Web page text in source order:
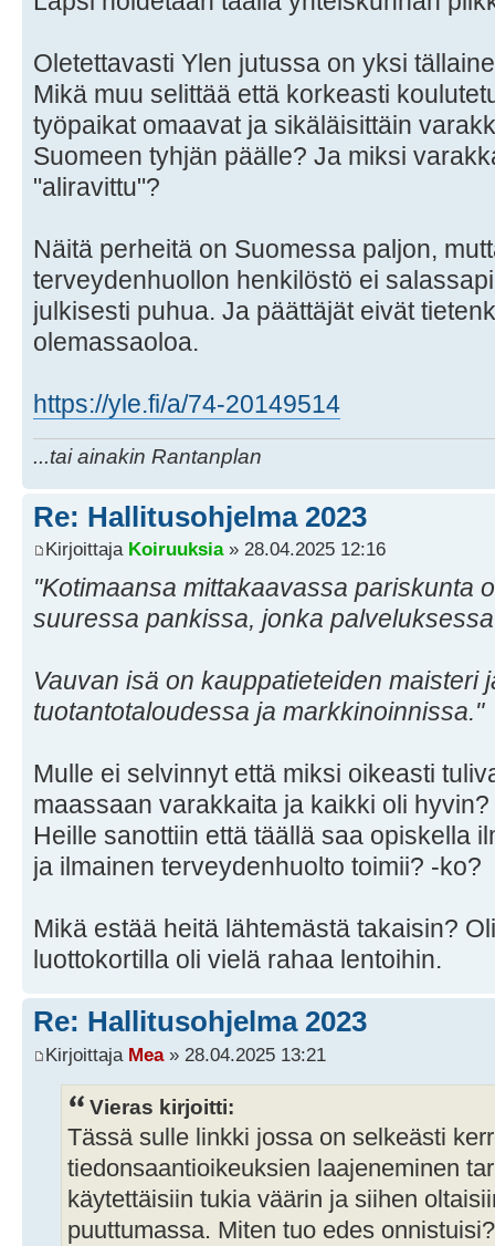
Oletettavasti Ylen jutussa on yksi
Mikä muu selittää että korkeasti
työpaikat omaavat ja sikäläisittäin
Suomeen tyhjän päälle? Ja miksi
"aliravittu"?
Näitä perheitä on Suomessa paljon,
terveydenhuollon henkilöstö ei
julkisesti puhua. Ja päättäjät eivät
olemassaoloa.
https://yle.fi/a/74-20149514
...tai ainakin Rantanplan
Re: Hallitusohjelma 2023
Kirjoittaja Koiruuksia» 28.04.2025 12:16
"Kotimaansa mittakaavassa pariskunta
suuressa pankissa, jonka
Vauvan isä on kauppatieteiden maisteri
tuotantotaloudessa ja markkinoinnissa."
Mulle ei selvinnyt että miksi oikeasti
maassaan varakkaita ja kaikki oli hyvin?
Heille sanottiin että täällä saa opiskella
ja ilmainen terveydenhuolto toimii? -ko?
Mikä estää heitä lähtemästä takaisin?
luottokortilla oli vielä rahaa lentoihin.
Re: Hallitusohjelma 2023
Kirjoittaja Mea» 28.04.2025 13:21
Vieras kirjoitti:
Tässä sulle linkki jossa on selkeästi
tiedonsaantioikeuksien laajeneminen
käytettäisiin tukia väärin ja siihen
puuttumassa. Miten tuo edes onnistuisi?